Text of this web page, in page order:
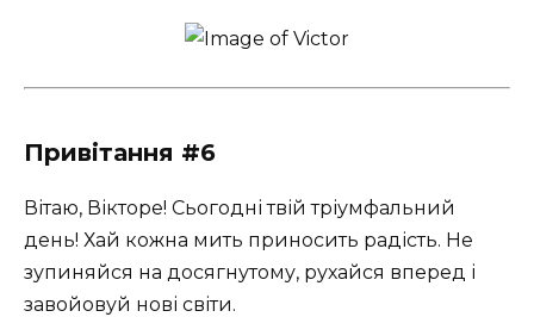
Привітання #6
Вітаю, Вікторе! Сьогодні твій тріумфальний
день! Хай кожна мить приносить радість. Не
зупиняйся на досягнутому, рухайся вперед і
завойовуй нові світи.